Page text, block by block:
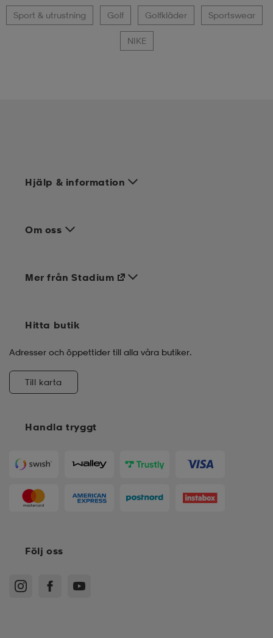
Sport & utrustning Golf Golfkläder Sportswear
NIKE
Hjälp & information
Om oss
Handla tryggt
Mer från Stadium
Hitta butik
Adresser och öppettider till alla våra butiker.
Till karta
Följ oss